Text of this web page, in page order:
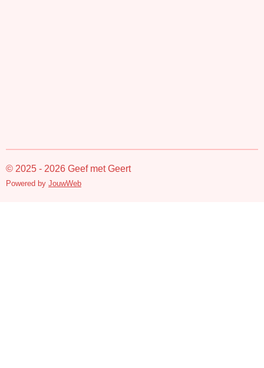
© 2025 - 2026 Geef met Geert
Powered by JouwWeb